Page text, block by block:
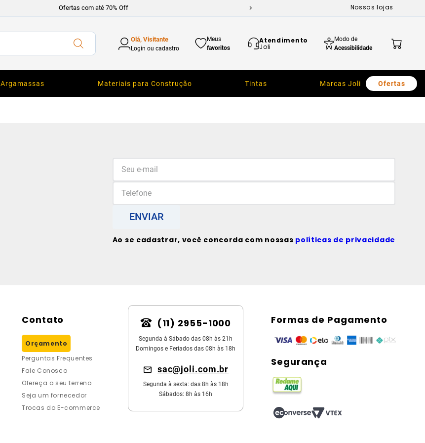
Ofertas com até 70% Off Nossas lojas
Olá, Visitante
Login ou cadastro
Meus
favoritos
Atendimento
Joli
Modo de
Acessibilidade
Argamassas Materiais para Construção Tintas Marcas Joli Ofertas
ENVIAR
Ao se cadastrar, você concorda com nossas políticas de privacidade
Contato
Orçamento
Perguntas Frequentes
Fale Conosco
Ofereça o seu terreno
Seja um fornecedor
Trocas do E-commerce
(11) 2955-1000
Segunda à Sábado das 08h às 21h
Domingos e Feriados das 08h às 18h
sac@joli.com.br
Segunda à sexta: das 8h às 18h
Sábados: 8h às 16h
Formas de Pagamento
Segurança